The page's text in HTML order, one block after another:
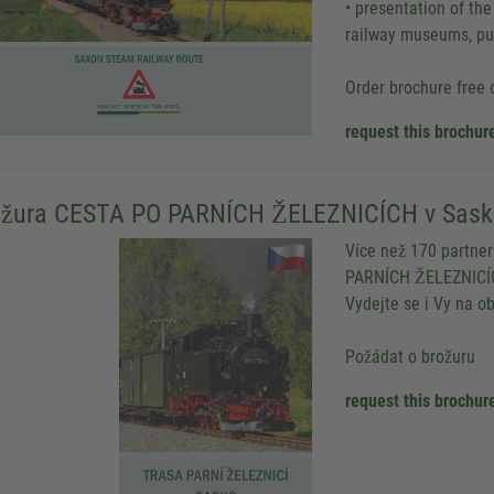
• presentation of
railway museums,
Order brochure free
request this
CESTA PO PARNÍCH ŽELEZNICÍCH v
Více než 170
PARNÍCH
Vydejte se i Vy na
Požádat o brožuru
request this